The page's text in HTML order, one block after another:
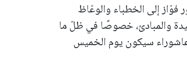
إلى الخطباء والوعّاظ
والمبادئ، خصوصًا في ظلّ ما
سيكون يوم الخميس